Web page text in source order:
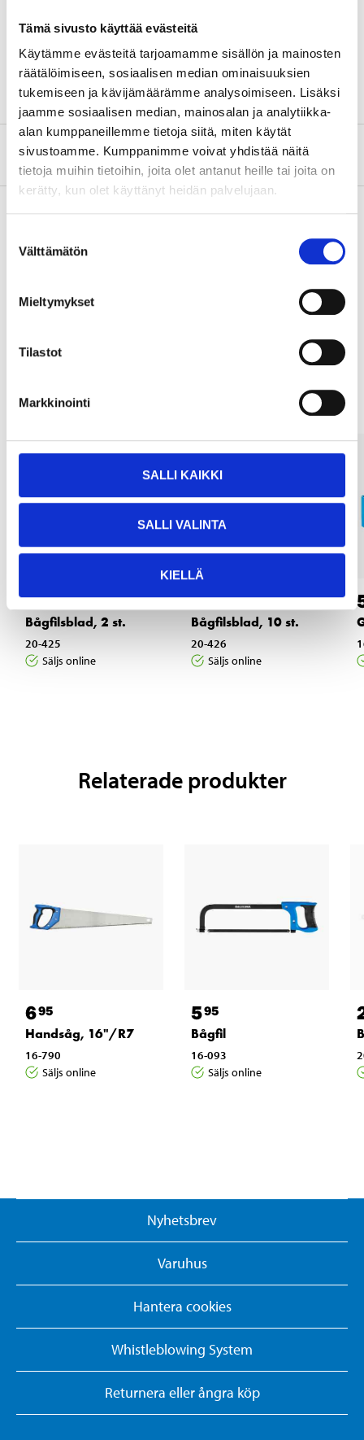
Tämä sivusto käyttää evästeitä
Käytämme evästeitä tarjoamamme sisällön ja mainosten
räätälöimiseen, sosiaalisen median ominaisuuksien
tukemiseen ja kävijämäärämme analysoimiseen. Lisäksi
jaamme sosiaalisen median, mainosalan ja analytiikka-
alan kumppaneillemme tietoja siitä, miten käytät
sivustoamme. Kumppanimme voivat yhdistää näitä
tietoja muihin tietoihin, joita olet antanut heille tai joita on
kerätty, kun olet käyttänyt heidän palvelujaan.
valinta
Välttämätön
Mieltymykset
Tilastot
Markkinointi
SALLI KAIKKI
SALLI VALINTA
KIELLÄ
Tandning
Hårdhet
Om tillverkaren
Andra kunder köpte också
295
Bågfilsblad, 2 st.
20-425
Säljs online
1195
Bågfilsblad, 10 st.
20-426
Säljs online
Relaterade produkter
695
Handsåg, 16"/R7
16-790
Säljs online
595
Bågfil
16-093
Säljs online
Nyhetsbrev
Varuhus
Hantera cookies
Whistleblowing System
Returnera eller ångra köp